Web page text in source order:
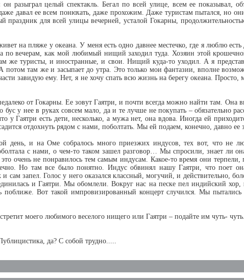
разыграл целый спектакль. Бегал по всей улице, всем ее показывал,
давал ее всем понюхать, даже прохожим. Даже туристам пытался, но они
праздник для всей улицы вечерней, усталой Гокарны,
на пляже у океана. У меня есть одно давнее местечко, где я люблю
по вечерам, как мой любимый нищий заходил туда. Хозяин этой
же туристы, и иностранные, и свои. Нищий куда-то уходил. А я
потом там же и засыпает до утра. Это только мои фантазии, вполне
завидую ему. Нет, я не хочу спать всю жизнь на берегу океана.
от Гокарны. Ее зовут Гаятри, и почти всегда можно найти там. Она
у нее в руках совсем мало, да и те лучше не покупать – обязательно
у Гаятри есть дети, несколько, а мужа нет, она вдова. Иногда ей
отдохнуть рядом с нами, поболтать. Мы ей подаем, конечно, давно ее
день, и на Оме собралось много приезжих индусов, тех вот, что не
с нами, о чем-то таком зашел разговор… Мы спросили, знает ли
очень не понравилось тем самым индусам. Какое-то время они
Но там все было понятно. Индус обвинял нашу Гаятри, что поет
сам запел. Голос у него оказался классный, могучий, и действительно,
и Гаятри. Мы обомлели. Вокруг нас на песке пел индийский
поближе. Вот такой импровизированный концерт случился. Мы
моего любимого веселого нищего или Гаятри – подайте им чуть-
да? С собой трудно.....